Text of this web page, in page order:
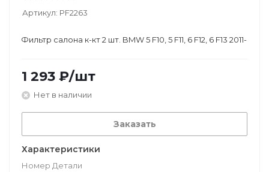
Артикул: PF2263
Фильтр салона к-кт 2 шт. BMW 5 F10, 5 F11, 6 F12, 6 F13 2011-
1 293 ₽/шт
Нет в наличии
Заказать
Характеристики
Номер Детали